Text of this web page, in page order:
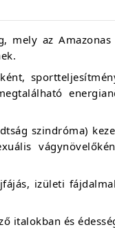
az Amazonas
szindróma)
izületi
italokban és